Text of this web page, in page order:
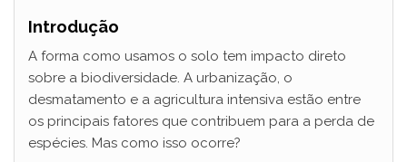
Introdução
A forma como usamos o solo tem impacto direto
sobre a biodiversidade. A urbanização, o
desmatamento e a agricultura intensiva estão entre
os principais fatores que contribuem para a perda de
espécies. Mas como isso ocorre?